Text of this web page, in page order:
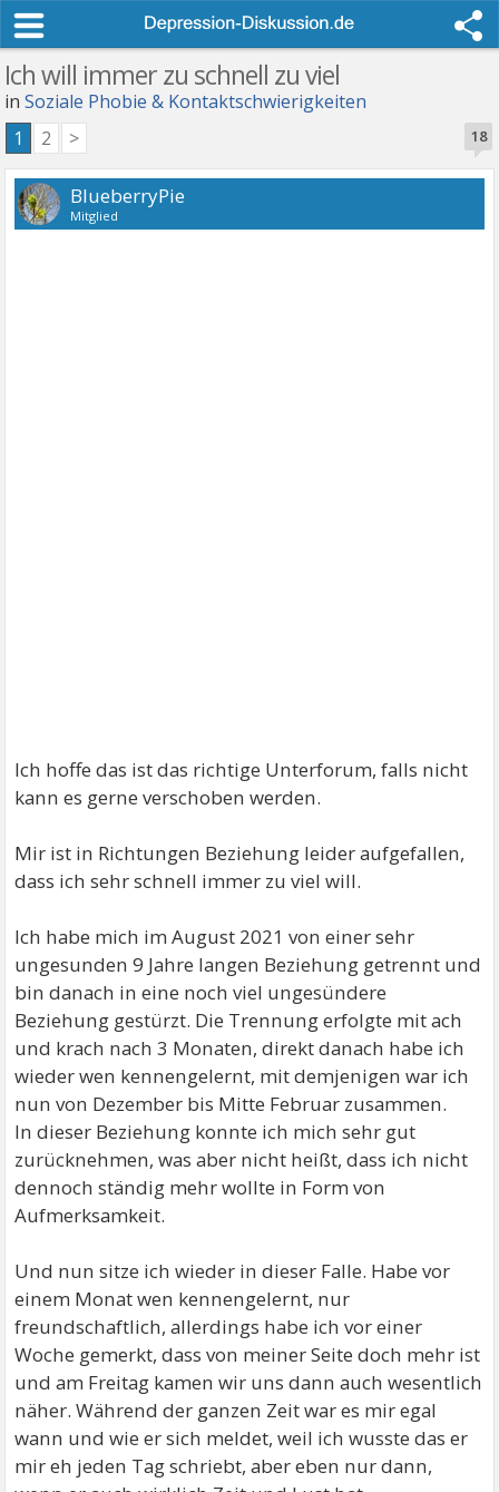
Ich will immer zu schnell zu viel
inSoziale Phobie & Kontaktschwierigkeiten
18
1 2 >
BlueberryPie
Mitglied
Ich hoffe das ist das richtige Unterforum, falls nicht
kann es gerne verschoben werden.
Mir ist in Richtungen Beziehung leider aufgefallen,
dass ich sehr schnell immer zu viel will.
Ich habe mich im August 2021 von einer sehr
ungesunden 9 Jahre langen Beziehung getrennt und
bin danach in eine noch viel ungesündere
Beziehung gestürzt. Die Trennung erfolgte mit ach
und krach nach 3 Monaten, direkt danach habe ich
wieder wen kennengelernt, mit demjenigen war ich
nun von Dezember bis Mitte Februar zusammen.
In dieser Beziehung konnte ich mich sehr gut
zurücknehmen, was aber nicht heißt, dass ich nicht
dennoch ständig mehr wollte in Form von
Aufmerksamkeit.
Und nun sitze ich wieder in dieser Falle. Habe vor
einem Monat wen kennengelernt, nur
freundschaftlich, allerdings habe ich vor einer
Woche gemerkt, dass von meiner Seite doch mehr ist
und am Freitag kamen wir uns dann auch wesentlich
näher. Während der ganzen Zeit war es mir egal
wann und wie er sich meldet, weil ich wusste das er
mir eh jeden Tag schriebt, aber eben nur dann,